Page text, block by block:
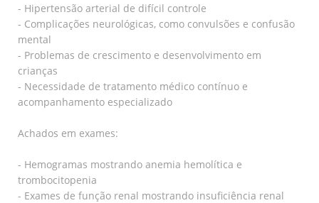
- Hipertensão arterial de difícil controle
- Complicações neurológicas, como convulsões e confusão
mental
- Problemas de crescimento e desenvolvimento em
crianças
- Necessidade de tratamento médico contínuo e
acompanhamento especializado
Achados em exames:
- Hemogramas mostrando anemia hemolítica e
trombocitopenia
- Exames de função renal mostrando insuficiência renal